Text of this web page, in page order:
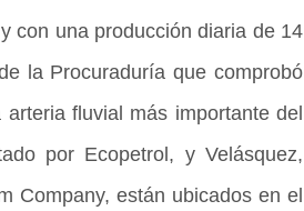
con una producción diaria de 14
la Procuraduría que comprobó
fluvial más importante del
por Ecopetrol, y Velásquez,
Company, están ubicados en el